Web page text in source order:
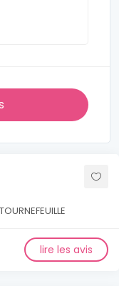
lire les avis